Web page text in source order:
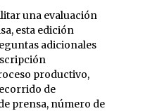
una evaluación
esta edición
adicionales
productivo,
de
prensa, número de